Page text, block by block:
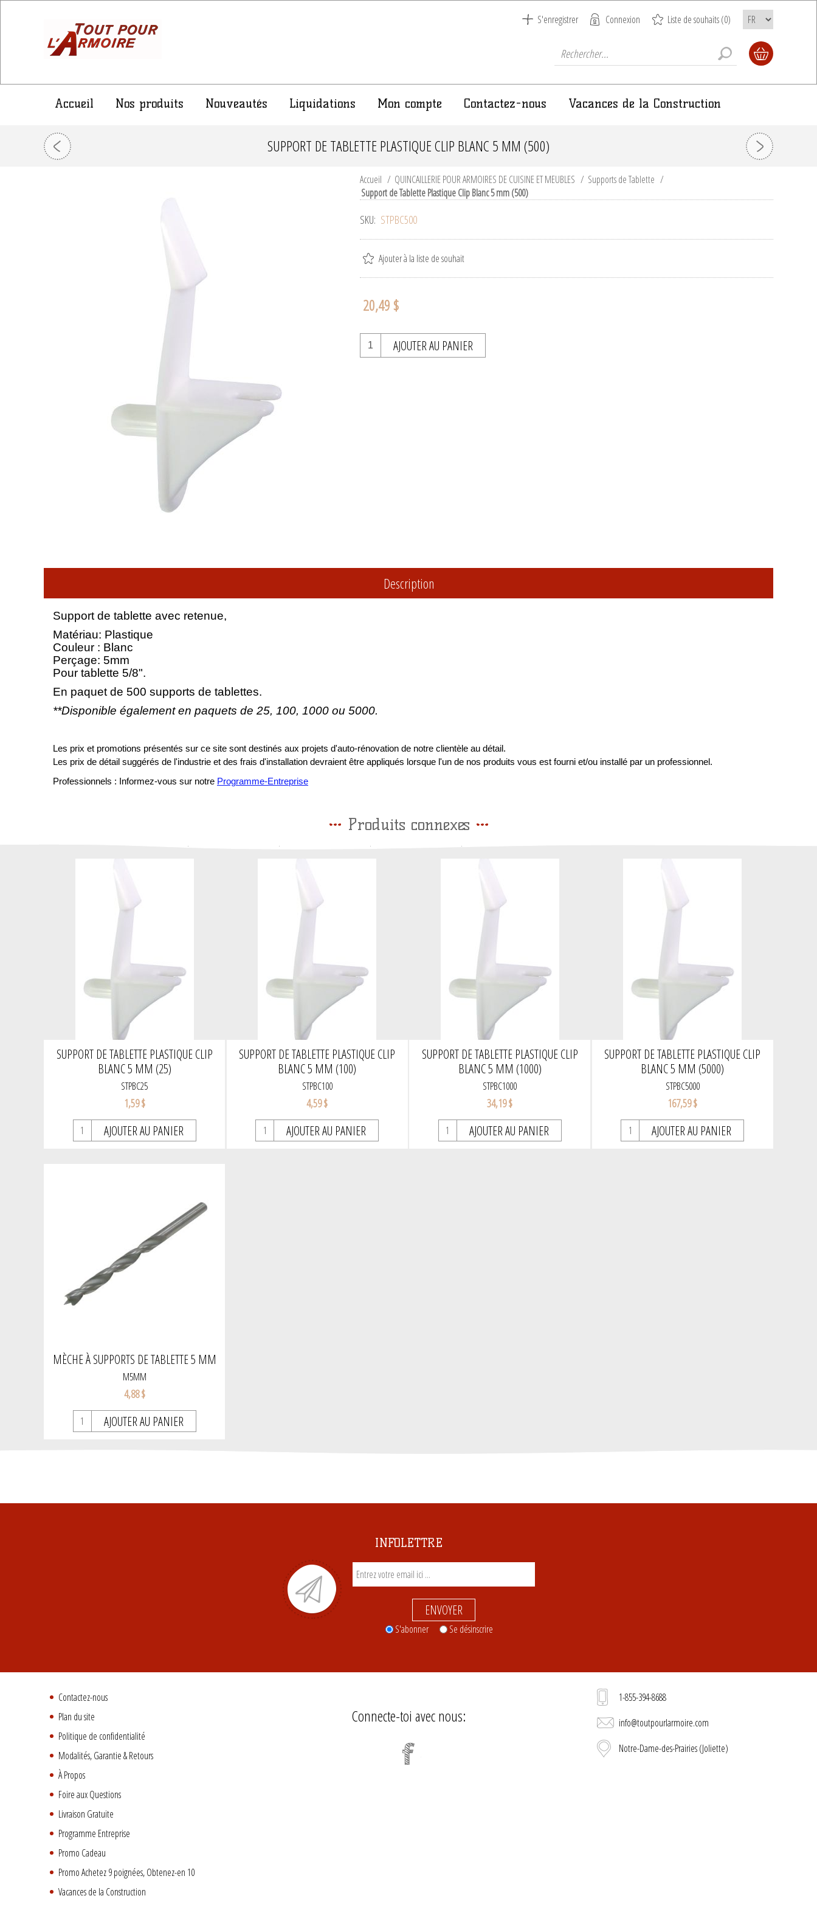
S'enregistrer Connexion Liste de souhaits(0)
Accueil Nos produits Nouveautés Liquidations Mon compte Contactez-nous Vacances de la Construction
SUPPORT DE TABLETTE PLASTIQUE CLIP BLANC 5 MM (500)
Accueil / QUINCAILLERIE POUR ARMOIRES DE CUISINE ET MEUBLES / Supports de Tablette /
Support de Tablette Plastique Clip Blanc 5 mm (500)
SKU: STPBC500
Ajouter à la liste de souhait
20,49 $
AJOUTER AU PANIER
Description
Support de tablette avec retenue,
Matériau: Plastique
Couleur : Blanc
Perçage: 5mm
Pour tablette 5/8".
En paquet de 500 supports de tablettes.
**Disponible également en paquets de 25, 100, 1000 ou 5000.
Les prix et promotions présentés sur ce site sont destinés aux projets d'auto-rénovation de notre clientèle au détail.
Les prix de détail suggérés de l'industrie et des frais d'installation devraient être appliqués lorsque l'un de nos produits vous est fourni et/ou installé par un professionnel.
Professionnels : Informez-vous sur notre Programme-Entreprise
Produits connexes
SUPPORT DE TABLETTE PLASTIQUE CLIP
BLANC 5 MM (25)
STPBC25
1,59 $
AJOUTER AU PANIER
SUPPORT DE TABLETTE PLASTIQUE CLIP
BLANC 5 MM (100)
STPBC100
4,59 $
AJOUTER AU PANIER
SUPPORT DE TABLETTE PLASTIQUE CLIP
BLANC 5 MM (1000)
STPBC1000
34,19 $
AJOUTER AU PANIER
SUPPORT DE TABLETTE PLASTIQUE CLIP
BLANC 5 MM (5000)
STPBC5000
167,59 $
AJOUTER AU PANIER
MÈCHE À SUPPORTS DE TABLETTE 5 MM
M5MM
4,88 $
AJOUTER AU PANIER
INFOLETTRE
ENVOYER
S'abonner Se désinscrire
Contactez-nous
Plan du site
Politique de confidentialité
Modalités, Garantie & Retours
À Propos
Foire aux Questions
Livraison Gratuite
Programme Entreprise
Promo Cadeau
Promo Achetez 9 poignées, Obtenez-en 10
Vacances de la Construction
Connecte-toi avec nous:
1-855-394-8688
info@toutpourlarmoire.com
Notre-Dame-des-Prairies (Joliette)